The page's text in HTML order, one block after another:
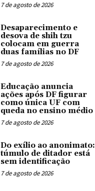
7 de agosto de 2026
Desaparecimento e
desova de shih tzu
colocam em guerra
duas famílias no DF
7 de agosto de 2026
Educação anuncia
ações após DF figurar
como única UF com
queda no ensino médio
7 de agosto de 2026
Do exílio ao anonimato:
túmulo de ditador está
sem identificação
7 de agosto de 2026